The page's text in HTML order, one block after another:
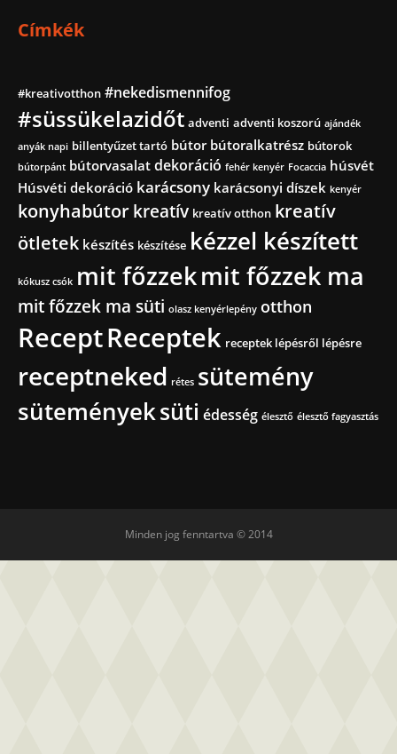
Címkék
#kreativotthon #nekedismennifog
#süssükelazidőt adventi adventi koszorú ajándék
anyák napi billentyűzet tartó bútor bútoralkatrész bútorok
bútorpánt bútorvasalat dekoráció fehér kenyér Focaccia húsvét
Húsvéti dekoráció karácsony karácsonyi díszek kenyér
konyhabútorkreatív kreatív otthon kreatív
ötletek készítés készítése kézzel készített
kókusz csók mit főzzekmit főzzek ma
mit főzzek ma süti olasz kenyérlepény otthon
ReceptReceptek receptek lépésről lépésre
receptneked rétes sütemény
süteményeksüti édesség élesztő élesztő fagyasztás
Minden jog fenntartva © 2014